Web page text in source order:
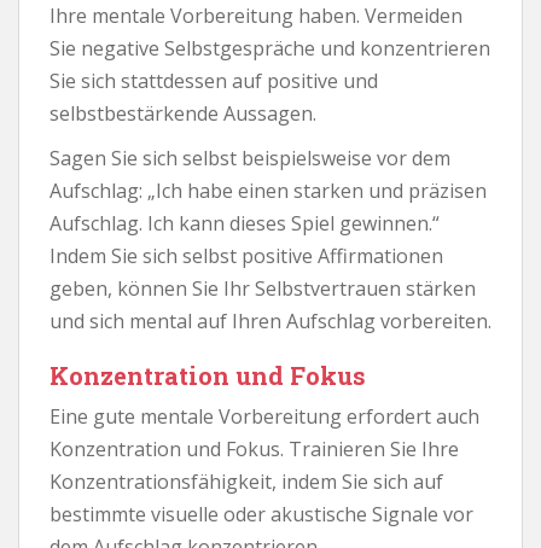
Ihre mentale Vorbereitung haben. Vermeiden
Sie negative Selbstgespräche und konzentrieren
Sie sich stattdessen auf positive und
selbstbestärkende Aussagen.
Sagen Sie sich selbst beispielsweise vor dem
Aufschlag: „Ich habe einen starken und präzisen
Aufschlag. Ich kann dieses Spiel gewinnen.“
Indem Sie sich selbst positive Affirmationen
geben, können Sie Ihr Selbstvertrauen stärken
und sich mental auf Ihren Aufschlag vorbereiten.
Konzentration und Fokus
Eine gute mentale Vorbereitung erfordert auch
Konzentration und Fokus. Trainieren Sie Ihre
Konzentrationsfähigkeit, indem Sie sich auf
bestimmte visuelle oder akustische Signale vor